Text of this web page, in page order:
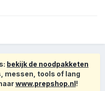
bekijk de noodpakketen
messen, tools of lang
www.prepshop.nl!